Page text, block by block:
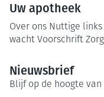
Uw apotheek
Over ons Nuttige links
wacht Voorschrift
Nieuwsbrief
Blijf op de hoogte